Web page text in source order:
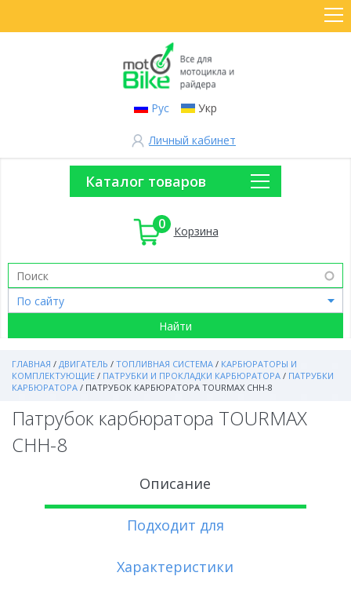
Рус Укр
Личный кабинет
Каталог товаров
0 Корзина
ГЛАВНАЯ / ДВИГАТЕЛЬ / ТОПЛИВНАЯ СИСТЕМА / КАРБЮРАТОРЫ И
КОМПЛЕКТУЮЩИЕ / ПАТРУБКИ И ПРОКЛАДКИ КАРБЮРАТОРА / ПАТРУБКИ
КАРБЮРАТОРА / ПАТРУБОК КАРБЮРАТОРА TOURMAX CHH-8
Патрубок карбюратора TOURMAX
CHH-8
Описание
Подходит для
Характеристики